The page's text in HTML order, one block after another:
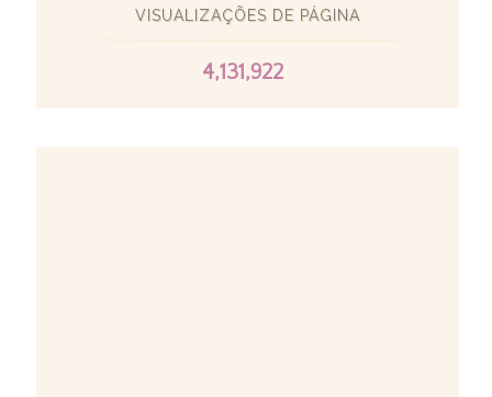
VISUALIZAÇÕES DE PÁGINA
4,131,922